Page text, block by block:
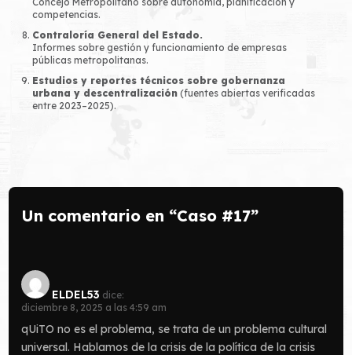
competencias.
Contraloría General del Estado.
Informes sobre gestión y funcionamiento de empresas
públicas metropolitanas.
Estudios y reportes técnicos sobre gobernanza
urbana y descentralización (fuentes abiertas verificadas
entre 2023–2025).
Un comentario en “Caso #17”
ELDEL53 dice:
diciembre 8, 2025 a las 4:59 am
qUiTO no es el problema, se trata de un problema cultural
universal. Hablamos de la crisis de la política de la crisis